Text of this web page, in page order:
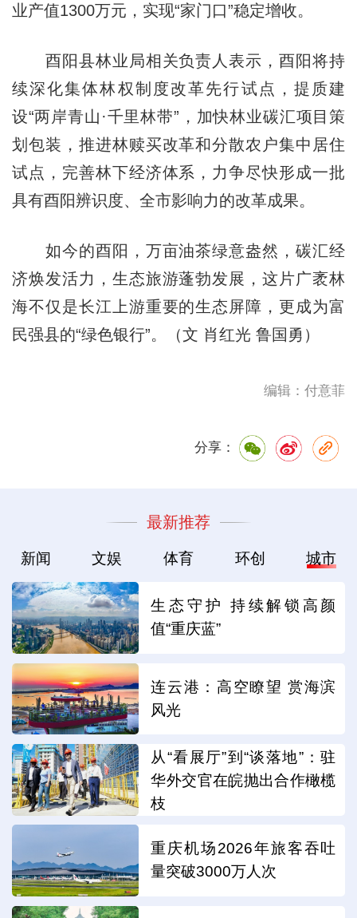
业产值1300万元，实现“家门口”稳定增收。
酉阳县林业局相关负责人表示，酉阳将持
续深化集体林权制度改革先行试点，提质建
设“两岸青山·千里林带”，加快林业碳汇项目策
划包装，推进林赎买改革和分散农户集中居住
试点，完善林下经济体系，力争尽快形成一批
具有酉阳辨识度、全市影响力的改革成果。
如今的酉阳，万亩油茶绿意盎然，碳汇经
济焕发活力，生态旅游蓬勃发展，这片广袤林
海不仅是长江上游重要的生态屏障，更成为富
民强县的“绿色银行”。（文 肖红光 鲁国勇）
编辑：付意菲
分享：
最新推荐
新闻 文娱 体育 环创 城市
生态守护 持续解锁高颜
值“重庆蓝”
连云港：高空瞭望 赏海滨
风光
从“看展厅”到“谈落地”：驻
华外交官在皖抛出合作橄榄
枝
重庆机场2026年旅客吞吐
量突破3000万人次